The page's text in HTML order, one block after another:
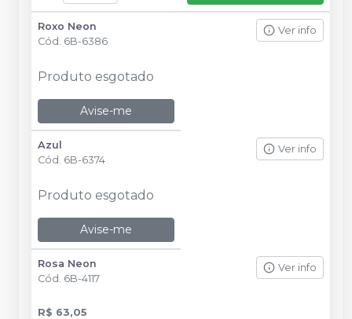
Roxo Neon
Cód. 6B-6386
Ver info
Produto esgotado
Avise-me
Azul
Cód. 6B-6374
Ver info
Produto esgotado
Avise-me
Rosa Neon
Cód. 6B-4117
Ver info
R$ 63,05